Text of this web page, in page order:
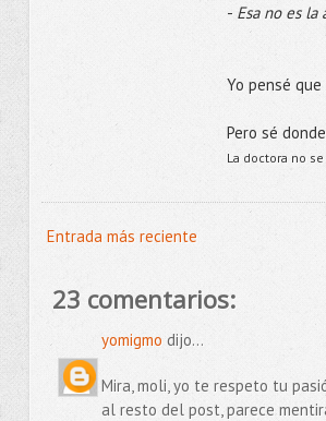
- Esa no es
Yo pensé
Pero sé
La doctora no
Entrada más reciente
23 comentarios:
yomigmo dijo...
Mira, moli, yo te respeto tu
al resto del post, parece